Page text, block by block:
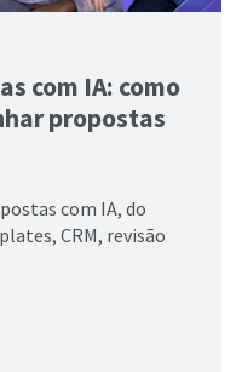
com IA: como
propostas
com IA, do
CRM, revisão